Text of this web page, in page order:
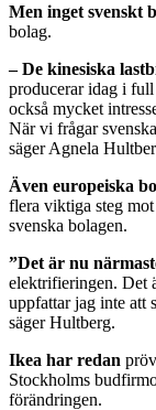
Men inget svenskt
bolag.
– De kinesiska
producerar idag i
också mycket
När vi frågar
säger Agnela
Även europeiska
flera viktiga steg
svenska bolagen.
”Det är nu
elektrifieringen. Det
uppfattar jag inte att
säger Hultberg.
Ikea har redan
Stockholms
förändringen.